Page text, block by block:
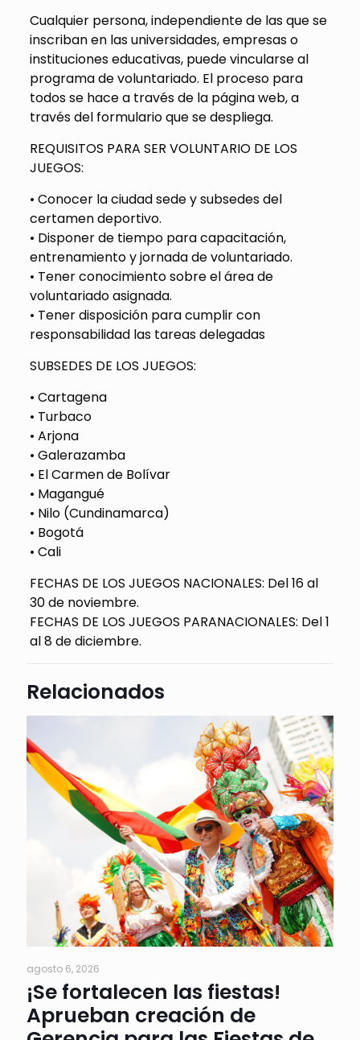
Cualquier persona, independiente de las que se
inscriban en las universidades, empresas o
instituciones educativas, puede vincularse al
programa de voluntariado. El proceso para
todos se hace a través de la página web, a
través del formulario que se despliega.
REQUISITOS PARA SER VOLUNTARIO DE LOS
JUEGOS:
• Conocer la ciudad sede y subsedes del
certamen deportivo.
• Disponer de tiempo para capacitación,
entrenamiento y jornada de voluntariado.
• Tener conocimiento sobre el área de
voluntariado asignada.
• Tener disposición para cumplir con
responsabilidad las tareas delegadas
SUBSEDES DE LOS JUEGOS:
• Cartagena
• Turbaco
• Arjona
• Galerazamba
• El Carmen de Bolívar
• Magangué
• Nilo (Cundinamarca)
• Bogotá
• Cali
FECHAS DE LOS JUEGOS NACIONALES: Del 16 al
30 de noviembre.
FECHAS DE LOS JUEGOS PARANACIONALES: Del 1
al 8 de diciembre.
Relacionados
agosto 6, 2026
¡Se fortalecen las fiestas!
Aprueban creación de